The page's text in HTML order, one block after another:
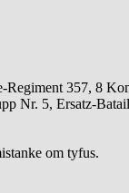
Regiment 357, 8
Nr. 5, Ersatz-
om tyfus.